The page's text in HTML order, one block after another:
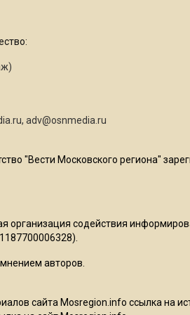
, adv@osnmedia.ru
"Вести Московского региона"
организация содействия
авторов.
сайта Mosregion.info ссылка на